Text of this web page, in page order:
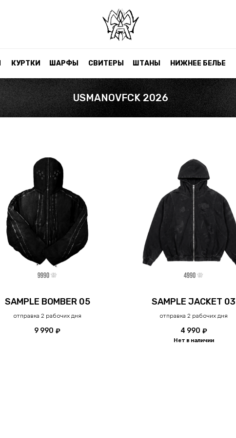
КУРТКИ ШАРФЫ СВИТЕРЫ ШТАНЫ НИЖНЕЕ БЕЛЬЕ
USMANOVFCK 2026
SAMPLE BOMBER 05
отправка 2 рабочих дня
9 990 ₽
SAMPLE JACKET 03
отправка 2 рабочих дня
4 990 ₽
Нет в наличии